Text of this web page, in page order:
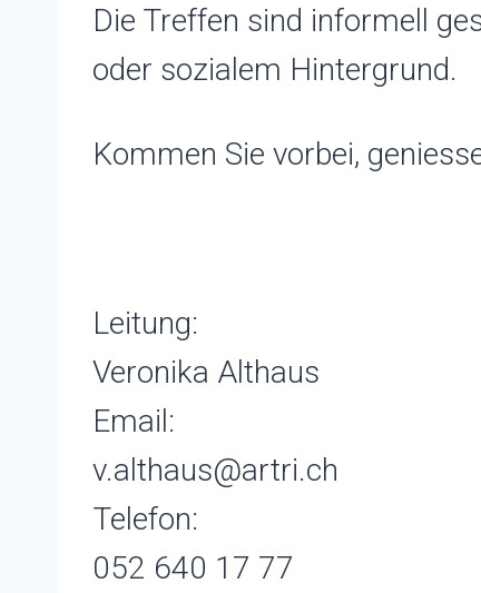
Die Treffen sind informell
oder sozialem Hintergrund.
Kommen Sie vorbei,
Leitung:
Veronika Althaus
Email:
v.althaus@artri.ch
Telefon:
052 640 17 77